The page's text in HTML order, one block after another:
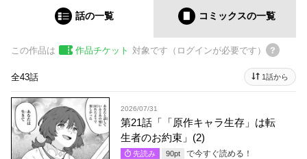
話の一覧 コミックスの一覧
この作品は 作品チケット 対象です（ログインが必要です）
全43話 1話から
2026/07/31
第21話「「原作キャラ生存」は転
生者のお約束」(2)
先読み 90pt で今すぐ読める！